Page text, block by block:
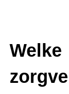
Welke